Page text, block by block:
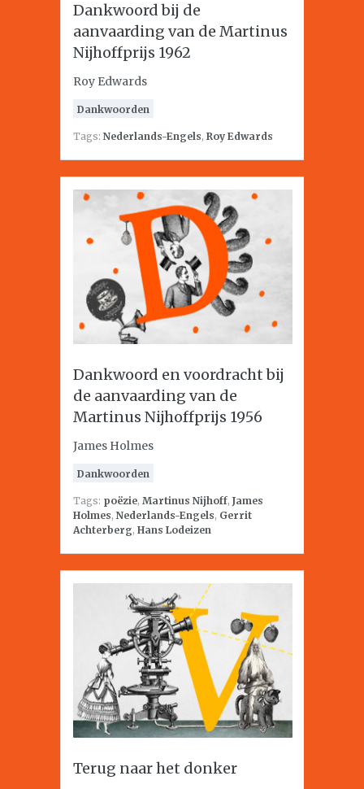
Dankwoord bij de
aanvaarding van de Martinus
Nijhoffprijs 1962
Roy Edwards
Dankwoorden
Tags: Nederlands-Engels, Roy Edwards
Dankwoord en voordracht bij
de aanvaarding van de
Martinus Nijhoffprijs 1956
James Holmes
Dankwoorden
Tags: poëzie, Martinus Nijhoff, James
Holmes, Nederlands-Engels, Gerrit
Achterberg, Hans Lodeizen
Terug naar het donker